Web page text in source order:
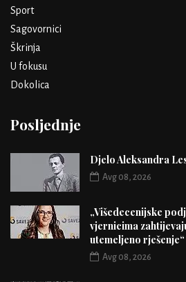
Sport
Sagovornici
Škrinja
U fokusu
Dokolica
Posljednje
Djelo Aleksandra
Avg 08, 2026
„Višedecenijske
vjernicima
utemeljeno rješenje“
Avg 08, 2026